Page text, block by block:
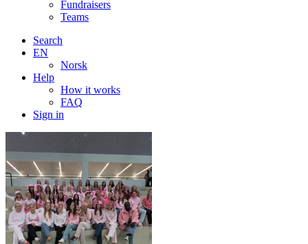
Fundraisers
Teams
Search
EN
Norsk
Help
How it works
FAQ
Sign in